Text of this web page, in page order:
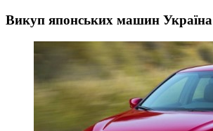
Викуп японських машин Україна